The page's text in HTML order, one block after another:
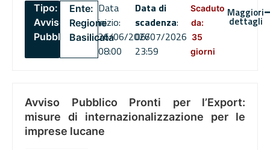
Tipo:
Avviso
Pubblico
Ente:
Regione
Basilicata
Data
inizio:
26/06/2026
08:00
Data di
scadenza:
06/07/2026
23:59
Scaduto
da:
35
giorni
Maggiori
dettagli
Avviso Pubblico Pronti per l’Export:
misure di internazionalizzazione per le
imprese lucane